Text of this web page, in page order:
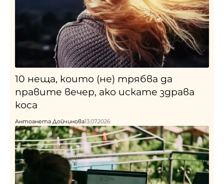
10 неща, които (не) трябва да
правите вечер, ако искате здрава
коса
Антоанета Дойчинова13.07.2026